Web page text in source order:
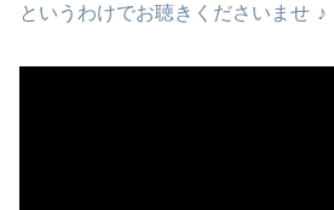
というわけでお聴きくださいませ ♪